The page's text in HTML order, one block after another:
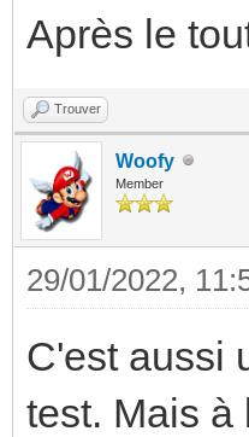
Après le
Trouver
Woofy
Member
29/01/2022,
C'est aussi
test. Mais à